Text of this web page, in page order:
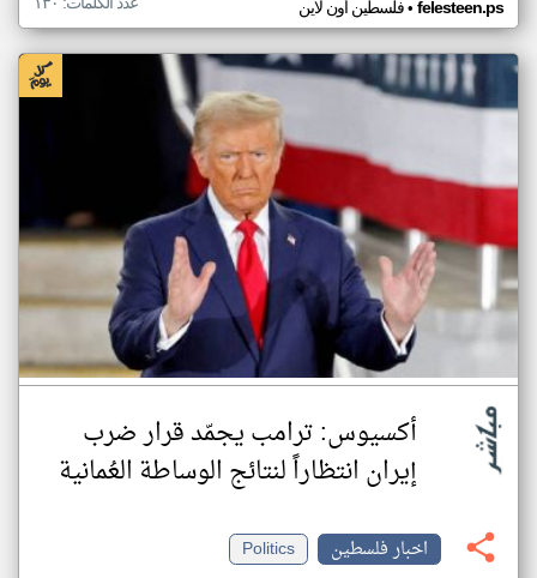
فلسطين أون لاين• felesteen.ps
أكسيوس: ترامب يجمّد قرار ضرب
إيران انتظاراً لنتائج الوساطة العُمانية
اخبار فلسطين
Politics